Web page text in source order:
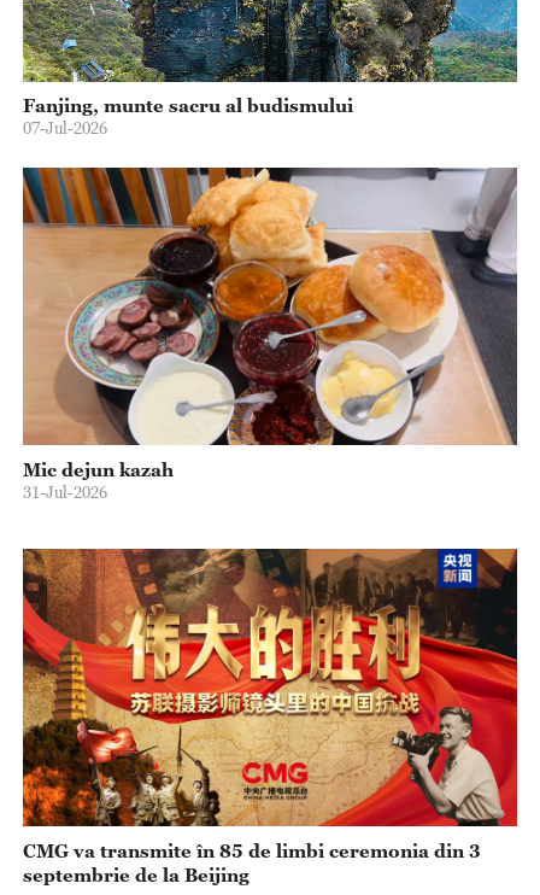
Fanjing, munte sacru al budismului
07-Jul-2026
Mic dejun kazah
31-Jul-2026
CMG va transmite în 85 de limbi ceremonia din 3
septembrie de la Beijing